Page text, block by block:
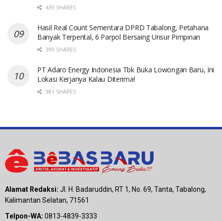
439 SHARES
Hasil Real Count Sementara DPRD Tabalong, Petahana
Banyak Terpental, 6 Parpol Bersaing Unsur Pimpinan
399 SHARES
PT Adaro Energy Indonesia Tbk Buka Lowongan Baru, Ini
Lokasi Kerjanya Kalau Diterima!
381 SHARES
Alamat Redaksi: Jl. H. Badaruddin, RT 1, No. 69, Tanta, Tabalong,
Kalimantan Selatan, 71561
Telpon-WA: 0813-4839-3333